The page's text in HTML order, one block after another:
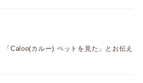
Caloo(カルー) ペットを見た」とお伝え